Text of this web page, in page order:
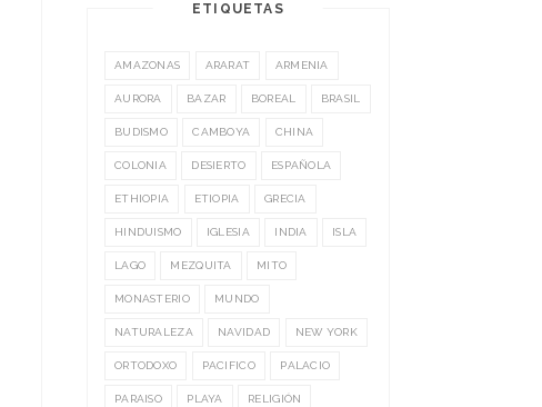
ETIQUETAS
AMAZONAS ARARAT ARMENIA
AURORA BAZAR BOREAL BRASIL
BUDISMO CAMBOYA CHINA
COLONIA DESIERTO ESPAÑOLA
ETHIOPIA ETIOPIA GRECIA
HINDUISMO IGLESIA INDIA ISLA
LAGO MEZQUITA MITO
MONASTERIO MUNDO
NATURALEZA NAVIDAD NEW YORK
ORTODOXO PACIFICO PALACIO
PARAISO PLAYA RELIGIÓN